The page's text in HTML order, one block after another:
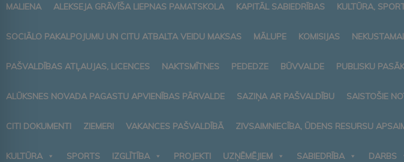
MALIENA ALEKSEJA GRĀVĪŠA LIEPNAS PAMATSKOLA KAPITĀL SABIEDRĪBAS KULTŪRA,
SOCIĀLO PAKALPOJUMU UN CITU ATBALTA VEIDU MAKSAS MĀLUPE KOMISIJAS
PAŠVALDĪBAS ATĻAUJAS, LICENCES NAKTSMĪTNES PEDEDZE BŪVVALDE PUBLISKU
ALŪKSNES NOVADA PAGASTU APVIENĪBAS PĀRVALDE SAZIŅA AR PAŠVALDĪBU SAISTOŠIE
CITI DOKUMENTI ZIEMERI VAKANCES PAŠVALDĪBĀ ZIVSAIMNIECĪBA, ŪDENS RESURSU
KULTŪRA SPORTS IZGLĪTĪBA PROJEKTI UZŅĒMĒJIEM SABIEDRĪBA DARBS